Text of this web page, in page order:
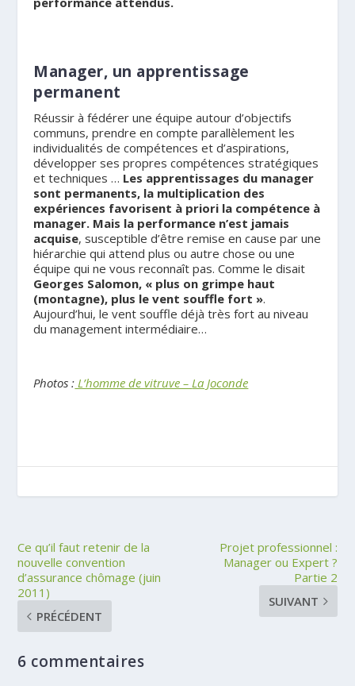
Manager, un apprentissage
permanent
Réussir à fédérer une équipe autour d’objectifs
communs, prendre en compte parallèlement les
individualités de compétences et d’aspirations,
développer ses propres compétences stratégiques
et techniques … Les apprentissages du manager
sont permanents, la multiplication des
expériences favorisent à priori la compétence à
manager. Mais la performance n’est jamais
acquise, susceptible d’être remise en cause par une
hiérarchie qui attend plus ou autre chose ou une
équipe qui ne vous reconnaît pas. Comme le disait
Georges Salomon, « plus on grimpe haut
(montagne), plus le vent souffle fort ».
Aujourd’hui, le vent souffle déjà très fort au niveau
du management intermédiaire…
Photos : L’homme de vitruve –La Joconde
Ce qu’il faut retenir de la
nouvelle convention
d’assurance chômage (juin
2011)
PRÉCÉDENT
Projet professionnel :
Manager ou Expert ?
Partie 2
SUIVANT
6 commentaires